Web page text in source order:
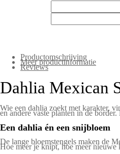
Productomschrijving
Meer productinformatie
Reviews
Dahlia Mexican
Wie een dahlia zoekt met karakter,
en andere vaste planten in de
Een dahlia én een snijbloem
De lange bloemstengels maken de
Hoe meer je knipt, hoe meer nieuwe